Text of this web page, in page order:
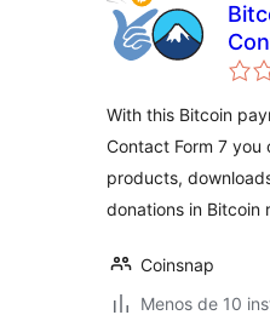
With this Bitcoin
Contact Form 7 you
products,
donations in Bitcoin
Coinsnap
Menos de 10